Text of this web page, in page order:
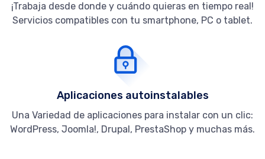
¡Trabaja desde donde y cuándo quieras en tiempo real!
Servicios compatibles con tu smartphone, PC o tablet.
Aplicaciones autoinstalables
Una Variedad de aplicaciones para instalar con un clic:
WordPress, Joomla!, Drupal, PrestaShop y muchas más.